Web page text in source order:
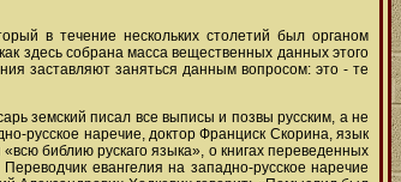
в течение нескольких столетий был органом
здесь собрана масса вещественных данных этого
заставляют заняться данным вопросом: это - те
земский писал все выписы и позвы русским, а не
русское наречие, доктор Франциск Скорина, язык
библию рускаго языка», о книгах переведенных
евангелия на западно-русское наречие